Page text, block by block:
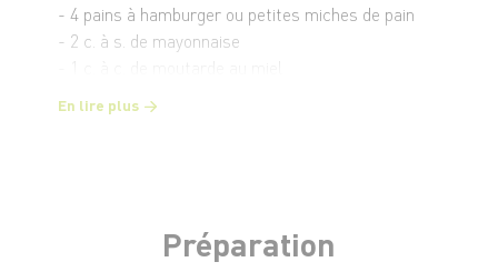
- 4 pains à hamburger ou petites miches de pain
- 2 c. à s. de mayonnaise
En lire plus
Préparation